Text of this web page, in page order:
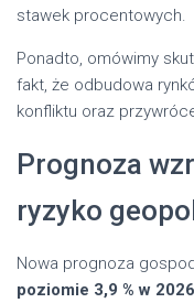
stawek procentowych.
Ponadto, omówimy
fakt, że odbudowa
konfliktu oraz
Prognoza
ryzyko
Nowa prognoza
poziomie 3,9 % w